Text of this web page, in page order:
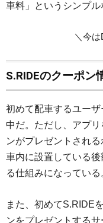
車料」というシンプル
＼今
S.RIDEのクーポン
初めて配車するユー
中だ。ただし、アプ
ンがプレゼントされ
車内に設置している
る仕組みになっている
また、初めてS.RIDE
ンをプレゼントする